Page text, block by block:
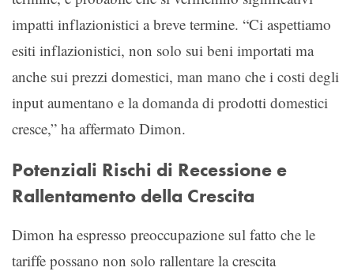
impatti inflazionistici a breve termine. “Ci aspettiamo
esiti inflazionistici, non solo sui beni importati ma
anche sui prezzi domestici, man mano che i costi degli
input aumentano e la domanda di prodotti domestici
cresce,” ha affermato Dimon.
Potenziali Rischi di Recessione e
Rallentamento della Crescita
Dimon ha espresso preoccupazione sul fatto che le
tariffe possano non solo rallentare la crescita